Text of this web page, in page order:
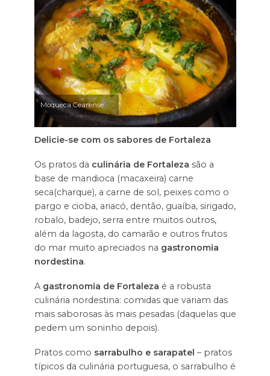
Moqueca Cearense
Delicie-se com os sabores de Fortaleza
Os pratos da culinária de Fortaleza são a
base de mandioca (macaxeira) carne
seca(charque), a carne de sol, peixes como o
pargo e cioba, ariacó, dentão, guaíba, sirigado,
robalo, badejo, serra entre muitos outros,
além da lagosta, do camarão e outros frutos
do mar muito apreciados na gastronomia
nordestina.
A gastronomia de Fortaleza é a robusta
culinária nordestina: comidas que variam das
mais saborosas às mais pesadas (daquelas que
pedem um soninho depois).
Pratos como sarrabulho e sarapatel – pratos
típicos da culinária portuguesa, o sarrabulho é